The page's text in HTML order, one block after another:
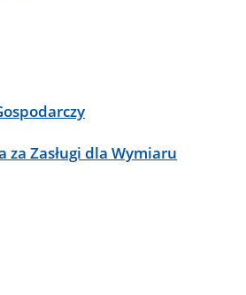
za Zasługi dla Wymiaru